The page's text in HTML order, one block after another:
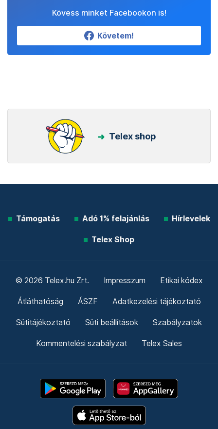
Kövess minket Facebookon is!
Követem!
Telex shop
Támogatás Adó 1% felajánlás Hírlevelek
Telex Shop
© 2026 Telex.hu Zrt. Impresszum Etikai kódex
Átláthatóság ÁSZF Adatkezelési tájékoztató
Sütitájékoztató Süti beállítások Szabályzatok
Kommentelési szabályzat Telex Sales